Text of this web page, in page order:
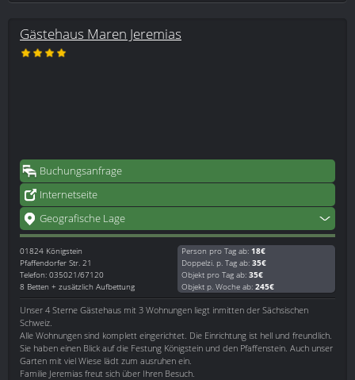
Gästehaus Maren Jeremias
Buchungsanfrage
Internetseite
Geografische Lage
01824 Königstein
Pfaffendorfer Str. 21
Telefon: 035021/67120
8 Betten + zusätzlich Aufbettung
Person pro Tag ab: 18€
Doppelzi. p. Tag ab: 35€
Objekt pro Tag ab: 35€
Objekt p. Woche ab: 245€
Unser 4 Sterne Gästehaus mit 3 Wohnungen liegt inmitten der Sächsischen
Schweiz.
Alle Wohnungen sind komplett eingerichtet. Die Einrichtung ist hell und freundlich.
Sie haben einen Blick auf die Festung Königstein und den Pfaffenstein. Auch unser
Garten mit viel Wiese lädt zum ausruhen ein.
Familie Jeremias freut sich über Ihren Besuch.